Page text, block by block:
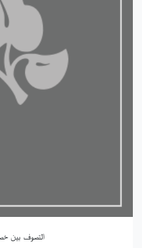
التصوف بين